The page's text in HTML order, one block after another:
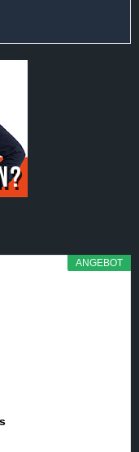
ANGEBOT